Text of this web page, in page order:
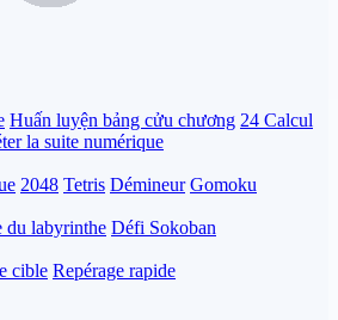
Huấn luyện bảng cửu chương 24 Calcul
la suite numérique
2048 Tetris Démineur Gomoku
du labyrinthe Défi Sokoban
cible Repérage rapide